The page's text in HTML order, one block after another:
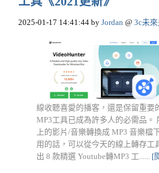
2025-01-17 14:41:44 by Jordan @ 3c未
線收聽喜愛的播客，還是保留重要
MP3工具已成為許多人的必需品。
上的影片/音樂轉換成 MP3 音樂檔
用的話，可以從今天的線上轉存工
出 8 款精選 Youtube轉MP3 工...... [